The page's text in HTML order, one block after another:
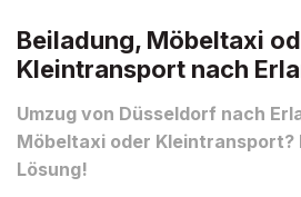
Beiladung, Möbeltaxi
Kleintransport nach
Umzug von Düsseldorf nach
Möbeltaxi oder Kleintransport?
Lösung!